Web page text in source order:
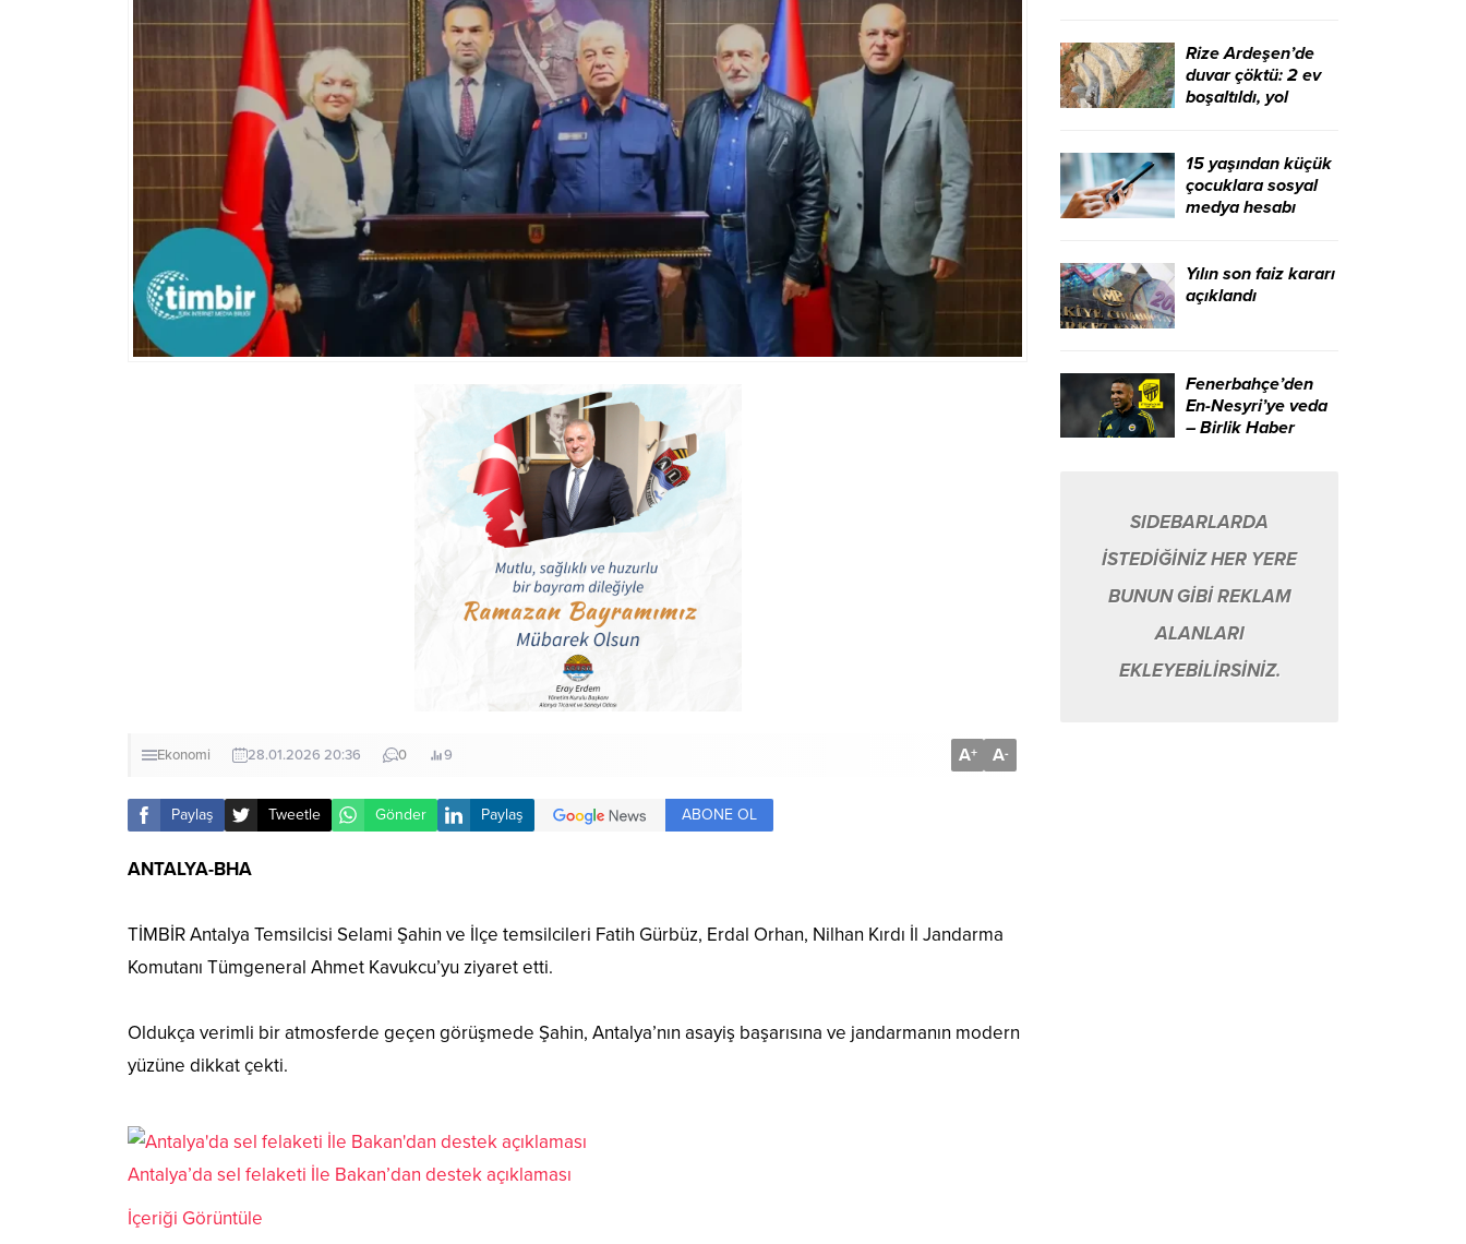
Ekonomi 28.01.2026 20:36 0 9 A+ A-
Paylaş Tweetle Gönder Paylaş ABONE OL
ANTALYA-BHA
TİMBİR Antalya Temsilcisi Selami Şahin ve İlçe temsilcileri Fatih Gürbüz, Erdal Orhan, Nilhan Kırdı İl Jandarma
Komutanı Tümgeneral Ahmet Kavukcu’yu ziyaret etti.
Oldukça verimli bir atmosferde geçen görüşmede Şahin, Antalya’nın asayiş başarısına ve jandarmanın modern
yüzüne dikkat çekti.
Antalya’da sel felaketi İle Bakan’dan destek açıklaması
İçeriği Görüntüle
Ajansı
Rize Ardeşen’de
duvar çöktü: 2 ev
boşaltıldı, yol
15 yaşından küçük
çocuklara sosyal
medya hesabı
Ajansı
Yılın son faiz kararı
açıklandı
Fenerbahçe’den
En-Nesyri’ye veda
– Birlik Haber
SIDEBARLARDA
İSTEDİĞİNİZ HER YERE
BUNUN GİBİ REKLAM
ALANLARI
EKLEYEBİLİRSİNİZ.